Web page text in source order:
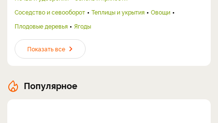
Соседство и севооборот
Теплицы и укрытия
Овощи
Плодовые деревья
Ягоды
Показать все
Популярное